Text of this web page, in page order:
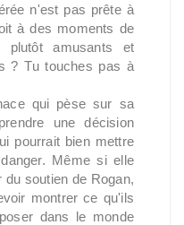
n'est pas prête à
à des moments de
plutôt amusants et
? Tu touches pas à
qui pèse sur sa
une décision
pourrait bien mettre
Même si elle
soutien de Rogan,
montrer ce qu'ils
dans le monde